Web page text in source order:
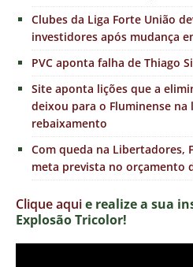
Clubes da Liga Forte União
investidores após mudança
PVC aponta falha de Thiago
Site aponta lições que a
deixou para o Fluminense
rebaixamento
Com queda na Libertadores,
meta prevista no orçamento
Clique aquie realize a sua
Explosão Tricolor!